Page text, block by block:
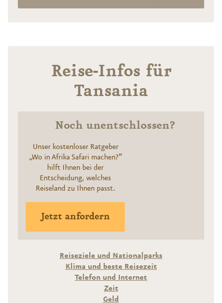
Reise-Infos für
Tansania
Noch unentschlossen?
Unser kostenloser Ratgeber
„Wo in Afrika Safari machen?”
hilft Ihnen bei der
Entscheidung, welches
Reiseland zu Ihnen passt.
Jetzt anfordern
Reiseziele und Nationalparks
Klima und beste Reisezeit
Telefon und Internet
Zeit
Geld